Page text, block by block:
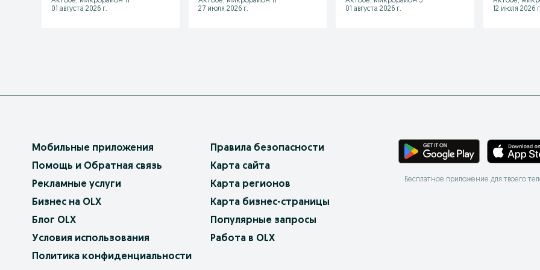
01 августа 2026 г.
27 июля 2026 г.
01 августа 2026 г.
12 июля 2026
Мобильные приложения
Помощь и Обратная связь
Рекламные услуги
Бизнес на OLX
Блог OLX
Условия использования
Политика конфиденциальности
Правила безопасности
Карта сайта
Карта регионов
Карта бизнес-страницы
Популярные запросы
Работа в OLX
Бесплатное приложение для твоего